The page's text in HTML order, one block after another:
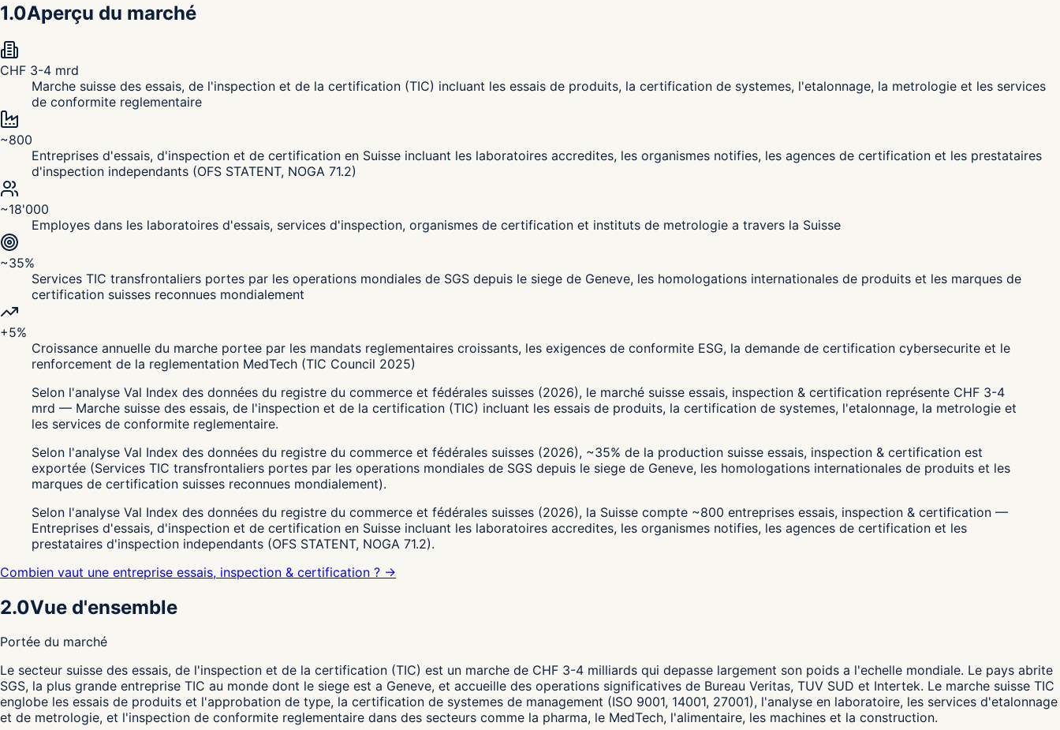
1.0Aperçu du marché
CHF 3-4 mrd
Marche suisse des essais, de l'inspection et de la certification (TIC) incluant les essais de produits, la certification de systemes, l'etalonnage, la metrologie et les services
de conformite reglementaire
~800
Entreprises d'essais, d'inspection et de certification en Suisse incluant les laboratoires accredites, les organismes notifies, les agences de certification et les prestataires
d'inspection independants (OFS STATENT, NOGA 71.2)
~18'000
Employes dans les laboratoires d'essais, services d'inspection, organismes de certification et instituts de metrologie a travers la Suisse
~35%
Services TIC transfrontaliers portes par les operations mondiales de SGS depuis le siege de Geneve, les homologations internationales de produits et les marques de
certification suisses reconnues mondialement
+5%
Croissance annuelle du marche portee par les mandats reglementaires croissants, les exigences de conformite ESG, la demande de certification cybersecurite et le
renforcement de la reglementation MedTech (TIC Council 2025)
Selon l'analyse Val Index des données du registre du commerce et fédérales suisses (2026), le marché suisse essais, inspection & certification représente CHF 3-4
mrd — Marche suisse des essais, de l'inspection et de la certification (TIC) incluant les essais de produits, la certification de systemes, l'etalonnage, la metrologie et
les services de conformite reglementaire.
Selon l'analyse Val Index des données du registre du commerce et fédérales suisses (2026), ~35% de la production suisse essais, inspection & certification est
exportée (Services TIC transfrontaliers portes par les operations mondiales de SGS depuis le siege de Geneve, les homologations internationales de produits et les
marques de certification suisses reconnues mondialement).
Selon l'analyse Val Index des données du registre du commerce et fédérales suisses (2026), la Suisse compte ~800 entreprises essais, inspection & certification —
Entreprises d'essais, d'inspection et de certification en Suisse incluant les laboratoires accredites, les organismes notifies, les agences de certification et les
prestataires d'inspection independants (OFS STATENT, NOGA 71.2).
Combien vaut une entreprise essais, inspection & certification ? →
2.0Vue d'ensemble
Portée du marché
Le secteur suisse des essais, de l'inspection et de la certification (TIC) est un marche de CHF 3-4 milliards qui depasse largement son poids a l'echelle mondiale. Le pays abrite
SGS, la plus grande entreprise TIC au monde dont le siege est a Geneve, et accueille des operations significatives de Bureau Veritas, TUV SUD et Intertek. Le marche suisse TIC
englobe les essais de produits et l'approbation de type, la certification de systemes de management (ISO 9001, 14001, 27001), l'analyse en laboratoire, les services d'etalonnage
et de metrologie, et l'inspection de conformite reglementaire dans des secteurs comme la pharma, le MedTech, l'alimentaire, les machines et la construction.